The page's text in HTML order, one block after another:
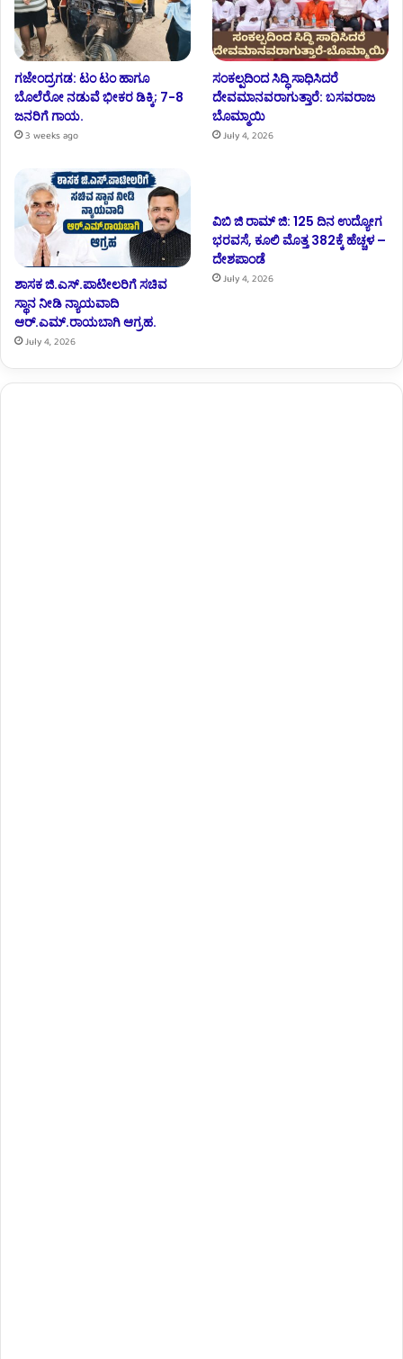
ಗಜೇಂದ್ರಗಡ: ಟಂ ಟಂ ಹಾಗೂ
ಬೊಲೆರೋ ನಡುವೆ ಭೀಕರ ಡಿಕ್ಕಿ; 7-8
ಜನರಿಗೆ ಗಾಯ.
3 weeks ago
ಸಂಕಲ್ಪದಿಂದ ಸಿದ್ಧಿ ಸಾಧಿಸಿದರೆ
ದೇವಮಾನವರಾಗುತ್ತಾರೆ: ಬಸವರಾಜ
ಬೊಮ್ಮಾಯಿ
July 4, 2026
ಶಾಸಕ ಜಿ.ಎಸ್.ಪಾಟೀಲರಿಗೆ ಸಚಿವ
ಸ್ಥಾನ ನೀಡಿ ನ್ಯಾಯವಾದಿ
ಆರ್.‌ಎಮ್.‌ರಾಯಬಾಗಿ ಆಗ್ರಹ.
July 4, 2026
ವಿಬಿ ಜಿ ರಾಮ್ ಜಿ: 125 ದಿನ ಉದ್ಯೋಗ
ಭರವಸೆ, ಕೂಲಿ ಮೊತ್ತ 382ಕ್ಕೆ ಹೆಚ್ಚಳ –
ದೇಶಪಾಂಡೆ
July 4, 2026